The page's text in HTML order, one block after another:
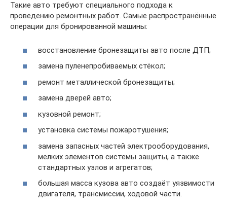
Такие авто требуют специального подхода к
проведению ремонтных работ. Самые распространённые
операции для бронированной машины:
восстановление бронезащиты авто после ДТП;
замена пуленепробиваемых стёкол;
ремонт металлической бронезащиты;
замена дверей авто;
кузовной ремонт;
установка системы пожаротушения;
замена запасных частей электрооборудования,
мелких элементов системы защиты, а также
стандартных узлов и агрегатов;
большая масса кузова авто создаёт уязвимости
двигателя, трансмиссии, ходовой части.